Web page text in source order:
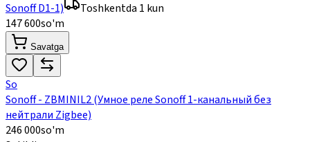
Sonoff D1-1)
Toshkentda 1 kun
147 600so'm
Savatga
So
Sonoff - ZBMINIL2 (Умное реле Sonoff 1-канальный без
нейтрали Zigbee)
246 000so'm